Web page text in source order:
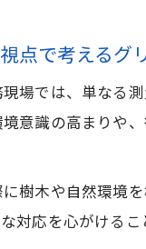
点で考えるグ
場では、単なる
意識の高まりや
樹木や自然環境
対応を心がける